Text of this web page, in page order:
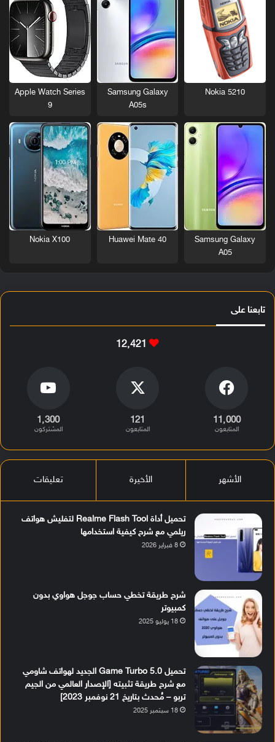
Nokia 5210
Samsung Galaxy
A05s
Apple Watch Series
9
Samsung Galaxy
A05
Huawei Mate 40
Nokia X100
تابعنا على
12٬421
11٬000
المتابعون
121
المتابعون
1٬300
المشتركون
الأشهر الأخيرة تعليقات
تحميل أداة Realme Flash Tool لتفليش هواتف
ريلمي مع شرح كيفية استخدامها
8 فبراير 2026
شرح طريقة تخطي حساب جوجل هواوي بدون
كمبيوتر
18 يوليو 2025
تحميل Game Turbo 5.0 الجديد لهواتف شاومي
مع شرح طريقة تثبيته [الإصدار العالمي من الجيم
تربو – مُحدث بتاريخ 21 نوفمبر 2023]
18 سبتمبر 2025